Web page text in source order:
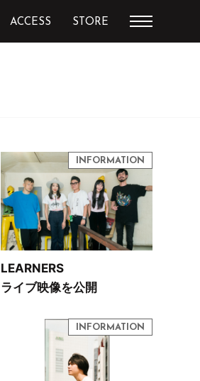
ACCESS STORE
LEARNERS
ライブ映像を公開